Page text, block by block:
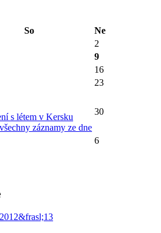
So
Ne
2
9
16
23
s létem v Kersku
záznamy ze dne
30
6